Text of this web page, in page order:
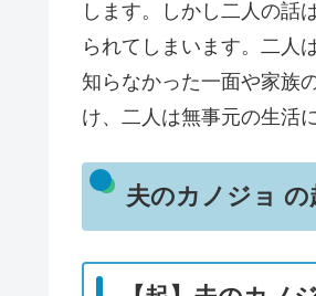
します。しかし二人の話
られてしまいます。二人
知らなかった一面や家族
け、二人は無事元の生活
夫のカノジョ の